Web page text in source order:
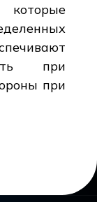
которые
при
при